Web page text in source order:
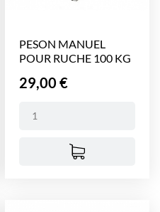
PESON MANUEL
POUR RUCHE 100 KG
Prix
29,00 €